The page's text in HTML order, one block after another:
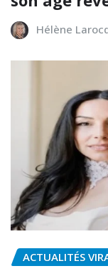
Hélène
ACTUALITÉS